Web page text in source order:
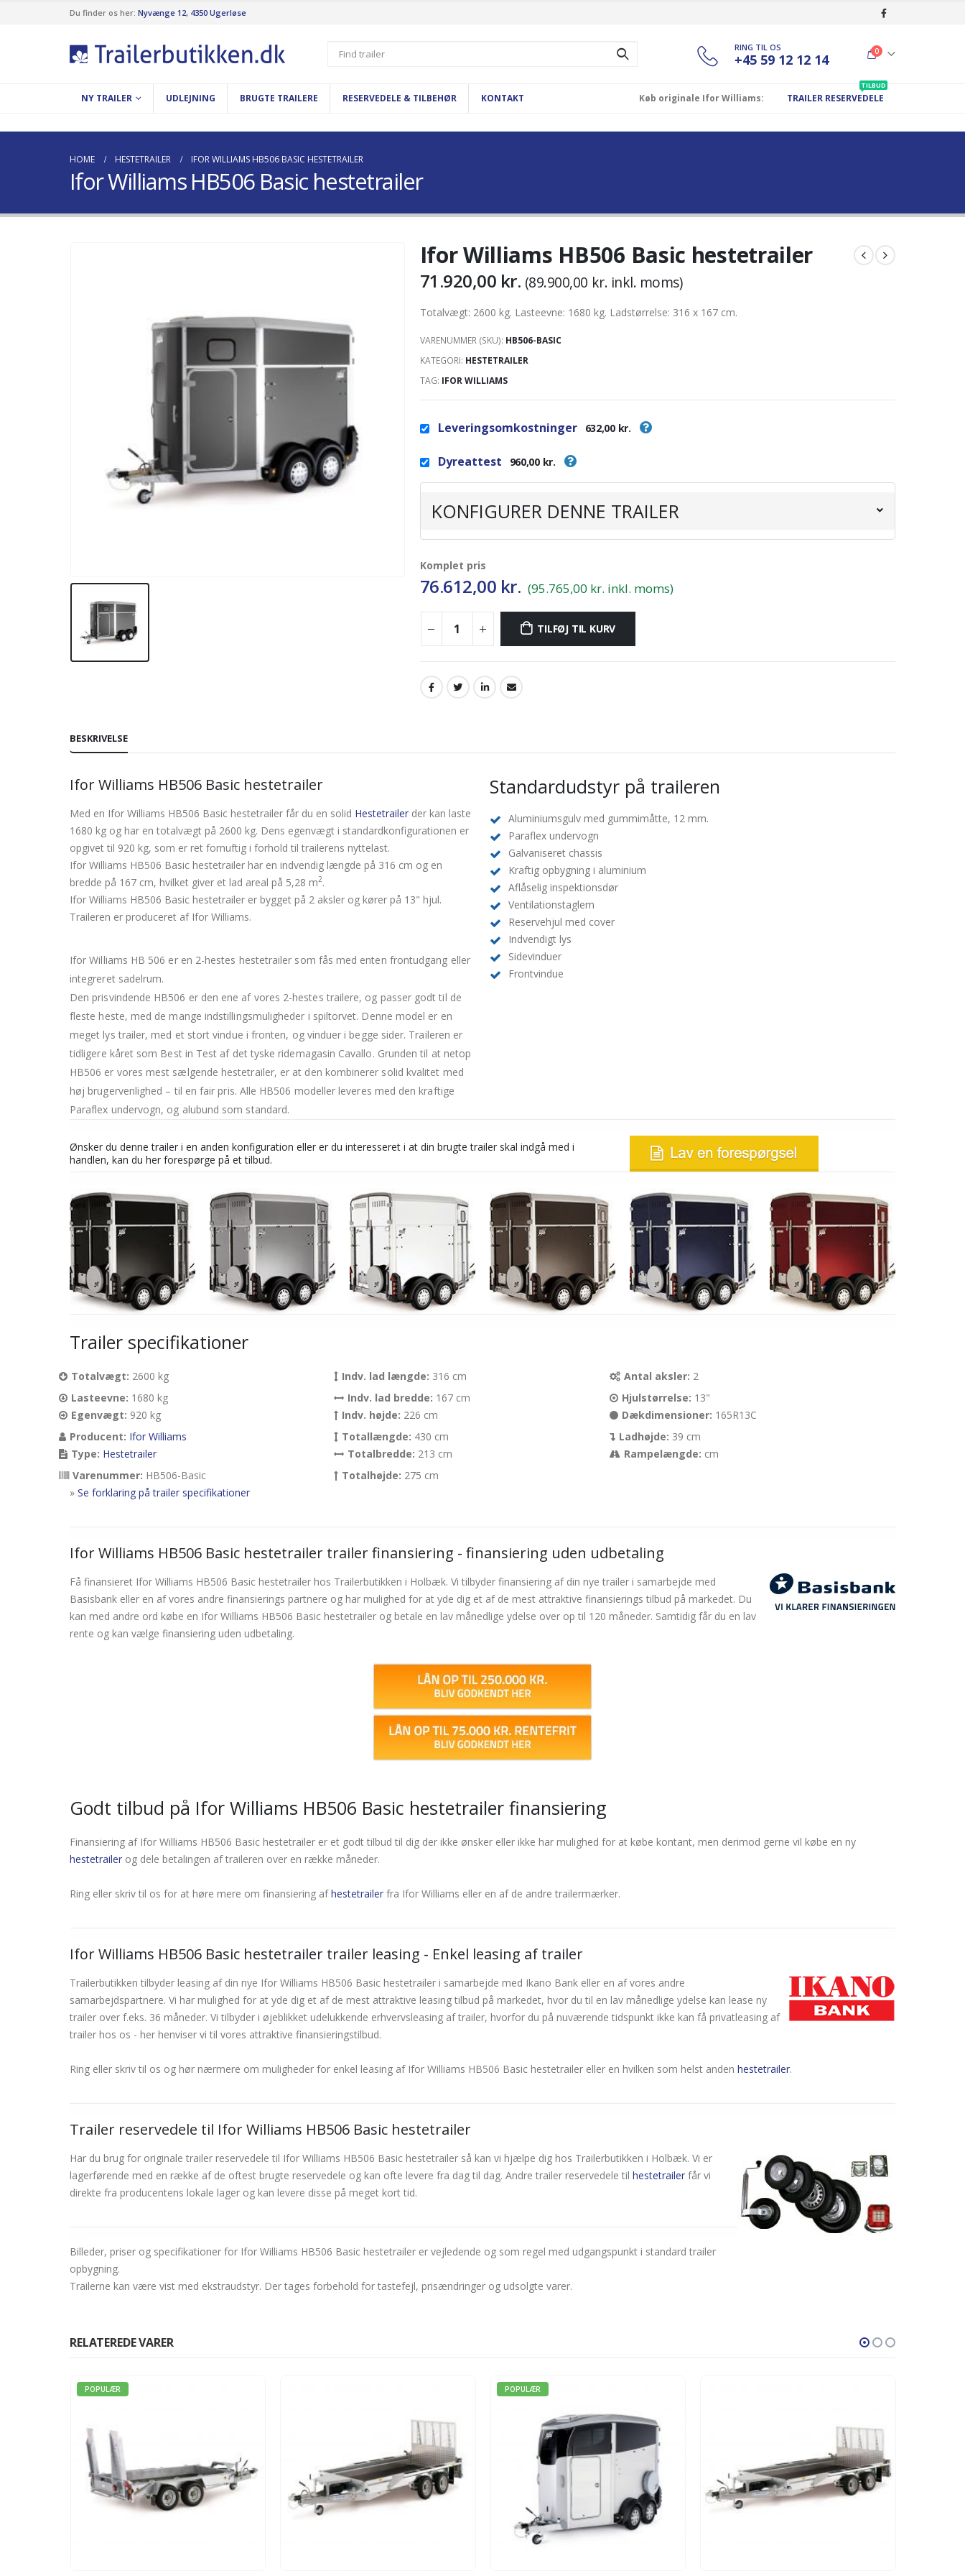
Du finder os her: Nyvænge 12, 4350 Ugerløse
for:
RING TIL OS
+45 59 12 12 14 0
NY TRAILER UDLEJNING BRUGTE TRAILERE RESERVEDELE & TILBEHØR KONTAKT Køb originale Ifor Williams: TRAILER RESERVEDELE
TILBUD
HOME HESTETRAILER IFOR WILLIAMS HB506 BASIC HESTETRAILER
Ifor Williams HB506 Basic hestetrailer
Ifor Williams HB506 Basic hestetrailer
71.920,00 kr. (89.900,00 kr. inkl. moms)
Totalvægt: 2600 kg. Lasteevne: 1680 kg. Ladstørrelse: 316 x 167 cm.
VARENUMMER (SKU): HB506-BASIC
KATEGORI: HESTETRAILER
TAG: IFOR WILLIAMS
Leveringsomkostninger 632,00 kr.
Dyreattest 960,00 kr.
KONFIGURER DENNE TRAILER
Komplet pris
76.612,00 kr. (95.765,00 kr. inkl. moms)
TILFØJ TIL KURV
BESKRIVELSE
Ifor Williams HB506 Basic hestetrailer
Med en Ifor Williams HB506 Basic hestetrailer får du en solid Hestetrailer der kan laste
1680 kg og har en totalvægt på 2600 kg. Dens egenvægt i standardkonfigurationen er
opgivet til 920 kg, som er ret fornuftig i forhold til trailerens nyttelast.
Ifor Williams HB506 Basic hestetrailer har en indvendig længde på 316 cm og en
bredde på 167 cm, hvilket giver et lad areal på 5,28 m2.
Ifor Williams HB506 Basic hestetrailer er bygget på 2 aksler og kører på 13" hjul.
Traileren er produceret af Ifor Williams.
Ifor Williams HB 506 er en 2-hestes hestetrailer som fås med enten frontudgang eller
integreret sadelrum.
Den prisvindende HB506 er den ene af vores 2-hestes trailere, og passer godt til de
fleste heste, med de mange indstillingsmuligheder i spiltorvet. Denne model er en
meget lys trailer, med et stort vindue i fronten, og vinduer i begge sider. Traileren er
tidligere kåret som Best in Test af det tyske ridemagasin Cavallo. Grunden til at netop
HB506 er vores mest sælgende hestetrailer, er at den kombinerer solid kvalitet med
høj brugervenlighed – til en fair pris. Alle HB506 modeller leveres med den kraftige
Paraflex undervogn, og alubund som standard.
Standardudstyr på traileren
Aluminiumsgulv med gummimåtte, 12 mm.
Paraflex undervogn
Galvaniseret chassis
Kraftig opbygning i aluminium
Aflåselig inspektionsdør
Ventilationstaglem
Reservehjul med cover
Indvendigt lys
Sidevinduer
Frontvindue
Ønsker du denne trailer i en anden konfiguration eller er du interesseret i at din brugte trailer skal indgå med i
handlen, kan du her forespørge på et tilbud.
Trailer specifikationer
Totalvægt: 2600 kg
Lasteevne: 1680 kg
Egenvægt: 920 kg
Producent: Ifor Williams
Type: Hestetrailer
Varenummer: HB506-Basic
Indv. lad længde: 316 cm
Indv. lad bredde: 167 cm
Indv. højde: 226 cm
Totallængde: 430 cm
Totalbredde: 213 cm
Totalhøjde: 275 cm
Antal aksler: 2
Hjulstørrelse: 13"
Dækdimensioner: 165R13C
Ladhøjde: 39 cm
Rampelængde: cm
» Se forklaring på trailer specifikationer
Ifor Williams HB506 Basic hestetrailer trailer finansiering - finansiering uden udbetaling
Få finansieret Ifor Williams HB506 Basic hestetrailer hos Trailerbutikken i Holbæk. Vi tilbyder finansiering af din nye trailer i samarbejde med
Basisbank eller en af vores andre finansierings partnere og har mulighed for at yde dig et af de mest attraktive finansierings tilbud på markedet. Du
kan med andre ord købe en Ifor Williams HB506 Basic hestetrailer og betale en lav månedlige ydelse over op til 120 måneder. Samtidig får du en lav
rente og kan vælge finansiering uden udbetaling.
Godt tilbud på Ifor Williams HB506 Basic hestetrailer finansiering
Finansiering af Ifor Williams HB506 Basic hestetrailer er et godt tilbud til dig der ikke ønsker eller ikke har mulighed for at købe kontant, men derimod gerne vil købe en ny
hestetrailer og dele betalingen af traileren over en række måneder.
Ring eller skriv til os for at høre mere om finansiering afhestetrailer fra Ifor Williams eller en af de andre trailermærker.
Ifor Williams HB506 Basic hestetrailer trailer leasing - Enkel leasing af trailer
Trailerbutikken tilbyder leasing af din nye Ifor Williams HB506 Basic hestetrailer i samarbejde med Ikano Bank eller en af vores andre
samarbejdspartnere. Vi har mulighed for at yde dig et af de mest attraktive leasing tilbud på markedet, hvor du til en lav månedlige ydelse kan lease ny
trailer over f.eks. 36 måneder. Vi tilbyder i øjeblikket udelukkende erhvervsleasing af trailer, hvorfor du på nuværende tidspunkt ikke kan få privatleasing af
trailer hos os - her henviser vi til vores attraktive finansieringstilbud.
Ring eller skriv til os og hør nærmere om muligheder for enkel leasing af Ifor Williams HB506 Basic hestetrailer eller en hvilken som helst anden hestetrailer.
Trailer reservedele til Ifor Williams HB506 Basic hestetrailer
Har du brug for originale trailer reservedele til Ifor Williams HB506 Basic hestetrailer så kan vi hjælpe dig hos Trailerbutikken i Holbæk. Vi er
lagerførende med en række af de oftest brugte reservedele og kan ofte levere fra dag til dag. Andre trailer reservedele til hestetrailer får vi
direkte fra producentens lokale lager og kan levere disse på meget kort tid.
Billeder, priser og specifikationer for Ifor Williams HB506 Basic hestetrailer er vejledende og som regel med udgangspunkt i standard trailer
opbygning.
Trailerne kan være vist med ekstraudstyr. Der tages forbehold for tastefejl, prisændringer og udsolgte varer.
RELATEREDE VARER